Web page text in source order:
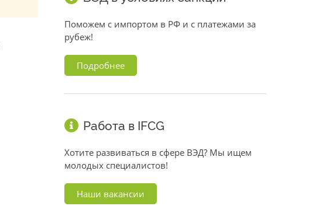
Поможем с импортом в РФ и с платежами за
рубеж!
Подробнее
Работа в IFCG
Хотите развиваться в сфере ВЭД? Мы ищем
молодых специалистов!
Наши вакансии